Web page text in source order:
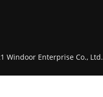
Windoor Enterprise Co., Ltd.